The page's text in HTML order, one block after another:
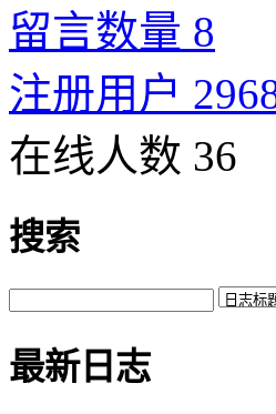
留言数量 8
注册用户
在线人数 36
搜索
最新日志